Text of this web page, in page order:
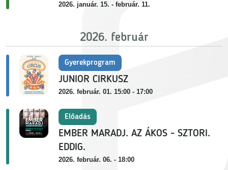
2026. január. 15. - február. 11.
2026. február
JUNIOR CIRKUSZ
Gyerekprogram
2026. február. 01. 15:00 - 17:00
EMBER MARADJ. AZ ÁKOS - SZTORI.
EDDIG.
Előadás
2026. február. 06. - 18:00